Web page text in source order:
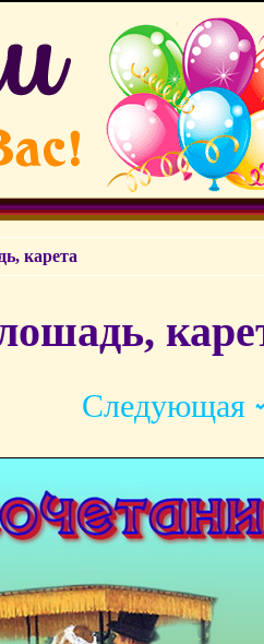
карета
Следующая